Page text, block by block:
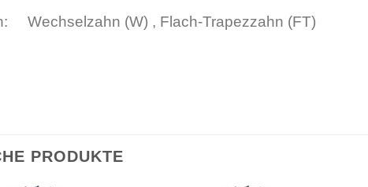
Wechselzahn (W) , Flach-Trapezzahn (FT)
PRODUKTE